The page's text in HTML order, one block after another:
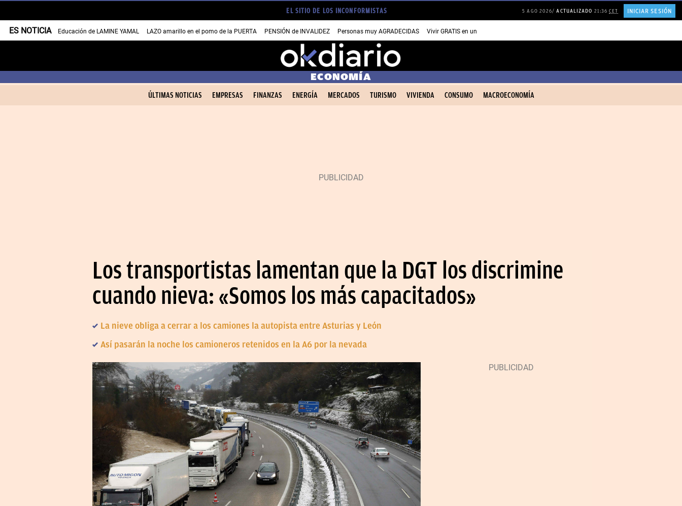
EL SITIO DE LOS INCONFORMISTAS 5 AGO 2026 ACTUALIZADO 21:36CET INICIAR SESIÓN
ES NOTICIA Educación de LAMINE YAMAL LAZO amarillo en el pomo de la PUERTA PENSIÓN de INVALIDEZ Personas muy AGRADECIDAS Vivir GRATIS en una ISLA en GRECIA
ECONOMÍA
ÚLTIMAS NOTICIAS EMPRESAS FINANZAS ENERGÍA MERCADOS TURISMO VIVIENDA CONSUMO MACROECONOMÍA
Los transportistas lamentan que la DGT los discrimine
cuando nieva: «Somos los más capacitados»
La nieve obliga a cerrar a los camiones la autopista entre Asturias y León
Así pasarán la noche los camioneros retenidos en la A6 por la nevada